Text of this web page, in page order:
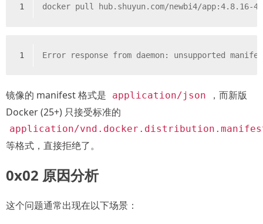
1 docker pull hub.shuyun.com/newbi4/app:4.8.16-
1 Error response from daemon: unsupported
镜像的 manifest 格式是 application/json
，而新版
Docker (25+) 只接受标准的
application/
等格式，直接拒绝了。
0x02 原因分析
这个问题通常出现在以下场景：